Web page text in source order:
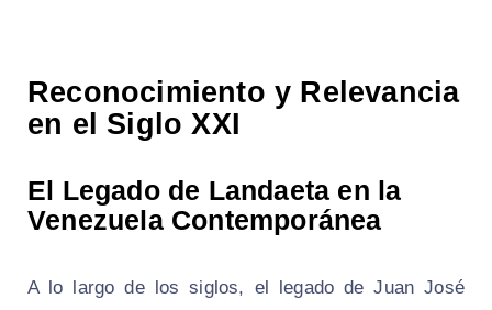
Reconocimiento y Relevancia
en el Siglo XXI
El Legado de Landaeta en la
Venezuela Contemporánea
A lo largo de los siglos, el legado de Juan José